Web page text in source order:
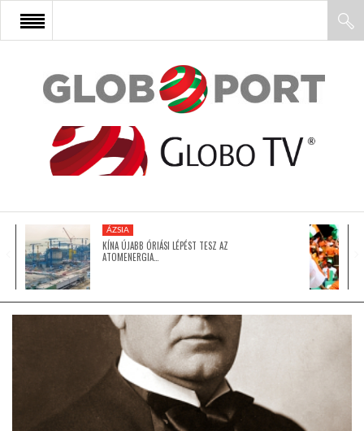
FŐOLDAL
AFRIKA
ÁZSIA
ÁZSIA
KÍNA ÚJABB ÓRIÁSI LÉPÉST TESZ AZ
ATOMENERGIA…